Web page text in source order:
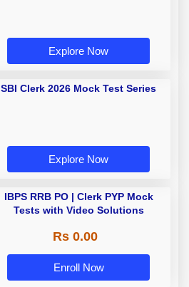
Explore Now
SBI Clerk 2026 Mock Test Series
Explore Now
IBPS RRB PO | Clerk PYP Mock
Tests with Video Solutions
Rs 0.00
Enroll Now